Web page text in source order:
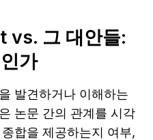
vs. 그 대안들:
가
발견하거나 이해하는
논문 간의 관계를 시각
합을 제공하는지 여부,